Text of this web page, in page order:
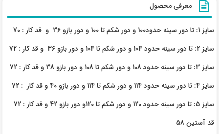
معرفی محصول
سایز 1: تا دور سینه حدود100 و دور شکم تا 100 و دور بازو 36 و قد کار : 70
سایز 2: تا دور سینه حدود 104 و دور شکم تا 104 و دور بازو 36 و قد کار : 72
سایز 3: تا دور سینه حدود 108 و دور شکم تا 108 و دور بازو 38 و قد کار : 72
سایز 4: تا دور سینه حدود 114 و دور شکم تا 114 و دور بازو 40 و قد کار : 72
سایز 5: تا دور سینه حدود 120 و دور شکم تا 120و دور بازو 42 و قد کار : 72
قد آستین 58